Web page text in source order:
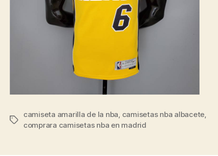
Etiquetas
camiseta amarilla de la nba, camisetas nba albacete,
comprara camisetas nba en madrid